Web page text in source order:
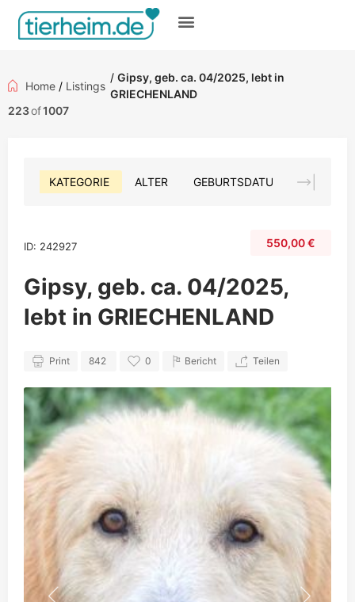
Home / Listings
/ Gipsy, geb. ca. 04/2025, lebt in
GRIECHENLAND
223of1007
KATEGORIE ALTER GEBURTSDATUM FARBE
ID: 242927 550,00€
Gipsy, geb. ca. 04/2025,
lebt in GRIECHENLAND
Print 842 0 Bericht Teilen